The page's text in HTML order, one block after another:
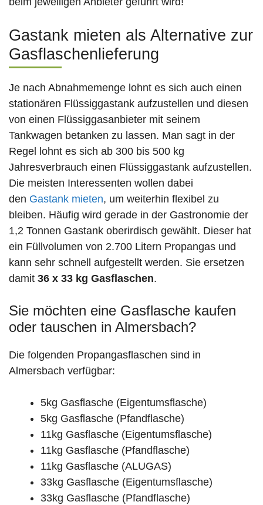
Gastank mieten als Alternative zur
Gasflaschenlieferung
Je nach Abnahmemenge lohnt es sich auch einen
stationären Flüssiggastank aufzustellen und diesen
von einen Flüssiggasanbieter mit seinem
Tankwagen betanken zu lassen. Man sagt in der
Regel lohnt es sich ab 300 bis 500 kg
Jahresverbrauch einen Flüssiggastank aufzustellen.
Die meisten Interessenten wollen dabei
den Gastank mieten, um weiterhin flexibel zu
bleiben. Häufig wird gerade in der Gastronomie der
1,2 Tonnen Gastank oberirdisch gewählt. Dieser hat
ein Füllvolumen von 2.700 Litern Propangas und
kann sehr schnell aufgestellt werden. Sie ersetzen
damit 36 x 33 kg Gasflaschen.
Sie möchten eine Gasflasche kaufen
oder tauschen in Almersbach?
Die folgenden Propangasflaschen sind in
Almersbach verfügbar:
5kg Gasflasche (Eigentumsflasche)
5kg Gasflasche (Pfandflasche)
11kg Gasflasche (Eigentumsflasche)
11kg Gasflasche (Pfandflasche)
11kg Gasflasche (ALUGAS)
33kg Gasflasche (Eigentumsflasche)
33kg Gasflasche (Pfandflasche)